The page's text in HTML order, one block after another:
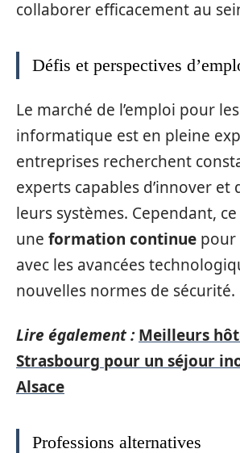
collaborer efficacement au
Défis et perspectives
Le marché de l’emploi pour
informatique est en pleine
entreprises recherchent
experts capables d’innover et
leurs systèmes. Cependant,
une formation continue pour
avec les avancées
nouvelles normes de sécurité.
Lire également : Meilleurs
Strasbourg pour un séjour
Alsace
Professions alternatives